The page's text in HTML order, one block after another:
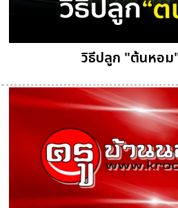
วิธีปลูก "ต้นหอม